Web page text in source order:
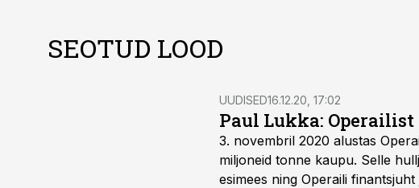
SEOTUD LOOD
UUDISED16.12.20, 17:02
Paul Lukka: Operailist
3. novembril 2020 alustas
miljoneid tonne kaupu. Selle
esimees ning Operaili